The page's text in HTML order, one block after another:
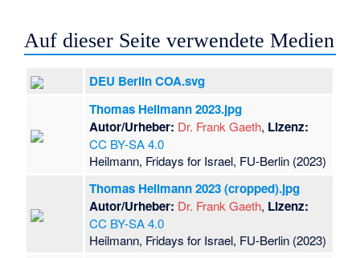
Auf dieser Seite verwendete Medien
DEU Berlin COA.svg
Thomas Heilmann 2023.jpg
Autor/Urheber: Dr. Frank Gaeth, Lizenz:
CC BY-SA 4.0
Heilmann, Fridays for Israel, FU-Berlin (2023)
Thomas Heilmann 2023 (cropped).jpg
Autor/Urheber: Dr. Frank Gaeth, Lizenz:
CC BY-SA 4.0
Heilmann, Fridays for Israel, FU-Berlin (2023)